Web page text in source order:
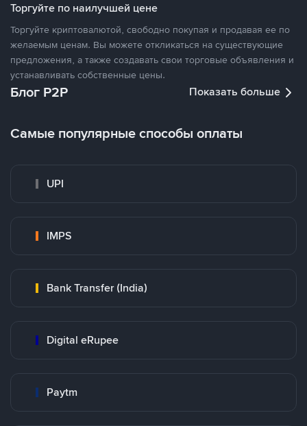
Торгуйте по наилучшей цене
Торгуйте криптовалютой, свободно покупая и продавая ее по
желаемым ценам. Вы можете откликаться на существующие
предложения, а также создавать свои торговые объявления и
устанавливать собственные цены.
Блог P2P Показать больше
Самые популярные способы оплаты
UPI
IMPS
Bank Transfer (India)
Digital eRupee
Paytm